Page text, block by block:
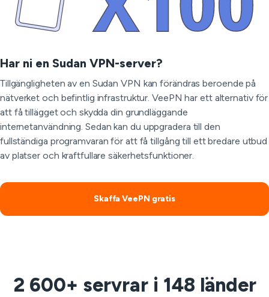
Har ni en Sudan VPN-server?
Tillgängligheten av en Sudan VPN kan förändras beroende på
nätverket och befintlig infrastruktur. VeePN har ett alternativ för
att få tillägget och skydda din grundläggande
internetanvändning. Sedan kan du uppgradera till den
fullständiga programvaran för att få tillgång till ett bredare utbud
av platser och kraftfullare säkerhetsfunktioner.
Skaffa VeePN gratis
2 600+ servrar i 148 länder